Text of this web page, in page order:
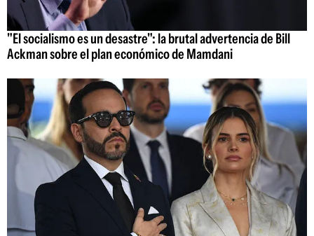
"El socialismo es un desastre": la brutal advertencia de Bill
Ackman sobre el plan económico de Mamdani